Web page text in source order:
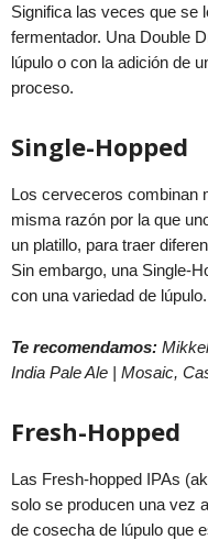
Significa las veces que se
fermentador. Una Double
lúpulo o con la adición de
proceso.
Single-Hopped
Los cerveceros combinan
misma razón por la que
un platillo, para traer
Sin embargo, una Single-
con una variedad de lúpulo.
Te recomendamos:
India Pale Ale | Mosaic,
Fresh-Hopped
Las Fresh-hopped IPAs
solo se producen una vez
de cosecha de lúpulo que